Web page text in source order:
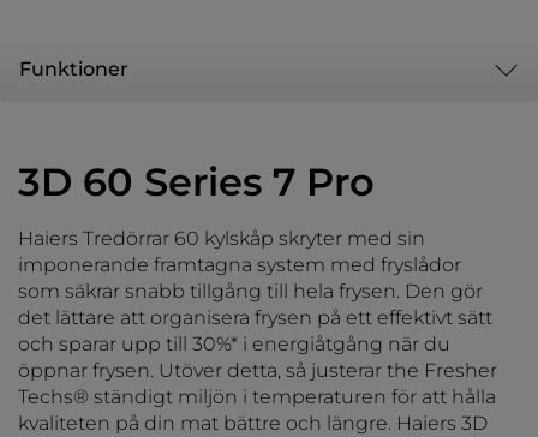
Funktioner
3D 60 Series 7 Pro
Haiers Tredörrar 60 kylskåp skryter med sin
imponerande framtagna system med fryslådor
som säkrar snabb tillgång till hela frysen. Den gör
det lättare att organisera frysen på ett effektivt sätt
och sparar upp till 30%* i energiåtgång när du
öppnar frysen. Utöver detta, så justerar the Fresher
Techs® ständigt miljön i temperaturen för att hålla
kvaliteten på din mat bättre och längre. Haiers 3D